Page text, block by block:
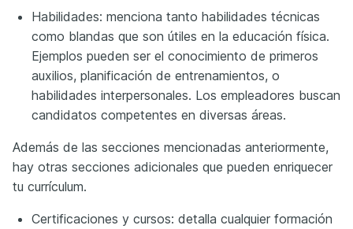
Habilidades: menciona tanto habilidades técnicas
como blandas que son útiles en la educación física.
Ejemplos pueden ser el conocimiento de primeros
auxilios, planificación de entrenamientos, o
habilidades interpersonales. Los empleadores buscan
candidatos competentes en diversas áreas.
Además de las secciones mencionadas anteriormente,
hay otras secciones adicionales que pueden enriquecer
tu currículum.
Certificaciones y cursos: detalla cualquier formación